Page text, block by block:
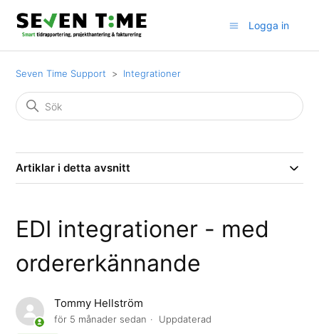
Logga in
Seven Time Support Integrationer
Artiklar i detta avsnitt
EDI integrationer - med
ordererkännande
Tommy Hellström
för 5 månader sedan Uppdaterad